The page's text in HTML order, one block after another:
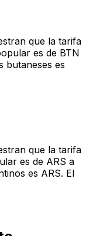
que la tarifa
es de BTN
butaneses es
que la tarifa
es de ARS a
es ARS. El